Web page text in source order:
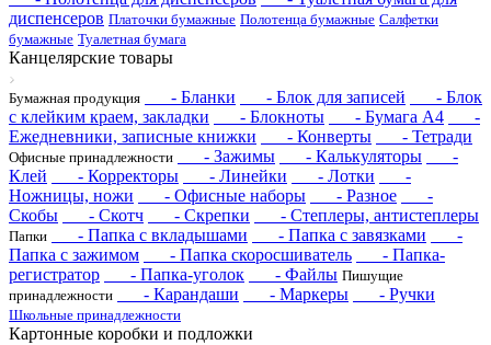
диспенсеров Платочки бумажные Полотенца бумажные Салфетки
бумажные Туалетная бумага
Канцелярские товары
Бумажная продукция - Бланки - Блок для записей
- Блок
с клейким краем, закладки
- Блокноты - Бумага А4
-
Ежедневники, записные книжки
- Конверты - Тетради
Офисные принадлежности - Зажимы - Калькуляторы
-
Клей
- Корректоры - Линейки - Лотки
-
Ножницы, ножи
- Офисные наборы - Разное
-
Скобы
- Скотч - Скрепки - Степлеры, антистеплеры
Папки - Папка с вкладышами - Папка с завязками
-
Папка с зажимом
- Папка скоросшиватель
- Папка-
регистратор
- Папка-уголок - Файлы Пишущие
принадлежности
- Карандаши - Маркеры - Ручки
Школьные принадлежности
Картонные коробки и подложки